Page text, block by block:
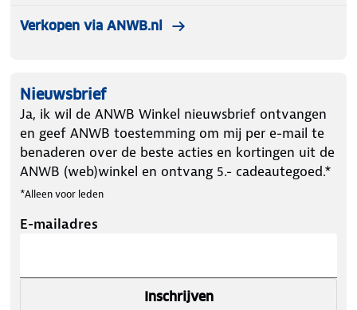
Verkopen via ANWB.nl
Nieuwsbrief
Ja, ik wil de ANWB Winkel nieuwsbrief ontvangen
en geef ANWB toestemming om mij per e-mail te
benaderen over de beste acties en kortingen uit de
ANWB (web)winkel en ontvang 5.- cadeautegoed.*
*Alleen voor leden
E-mailadres
Inschrijven